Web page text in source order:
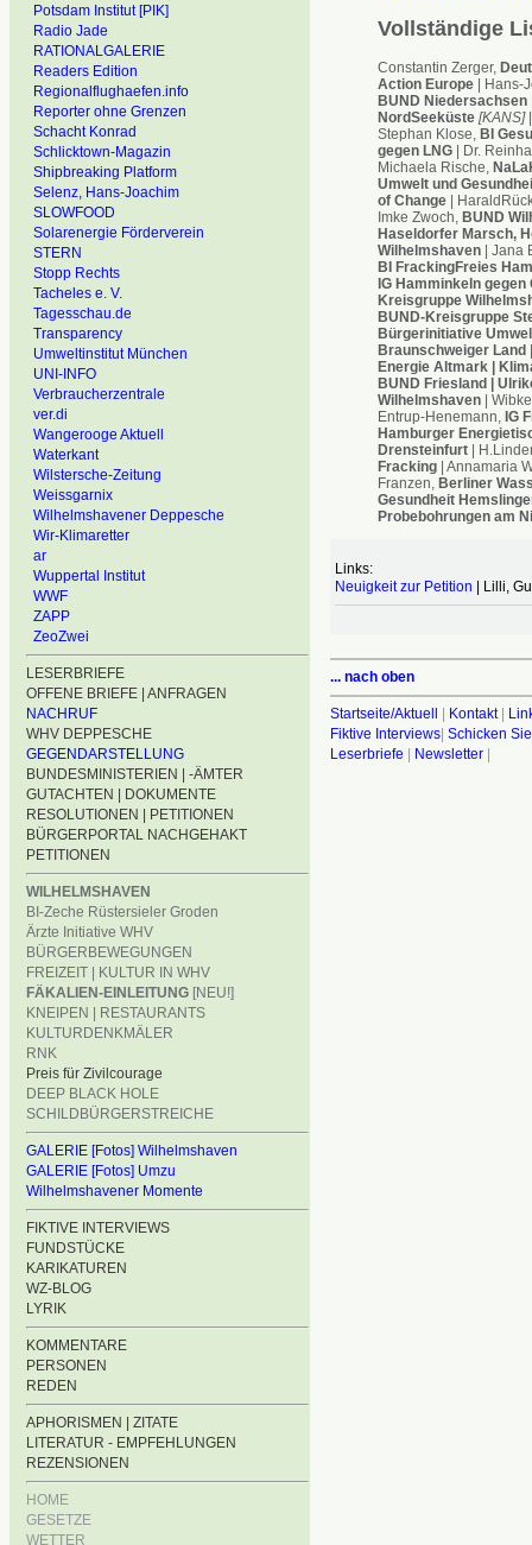
Potsdam Institut [PIK]
Radio Jade
RATIONALGALERIE
Readers Edition
Regionalflughaefen.info
Reporter ohne Grenzen
Schacht Konrad
Schlicktown-Magazin
Shipbreaking Platform
Selenz, Hans-Joachim
SLOWFOOD
Solarenergie Förderverein
STERN
Stopp Rechts
Tacheles e. V.
Tagesschau.de
Transparency
Umweltinstitut München
UNI-INFO
Verbraucherzentrale
ver.di
Wangerooge Aktuell
Waterkant
Wilstersche-Zeitung
Weissgarnix
Wilhelmshavener Deppesche
Wir-Klimaretter
ar
Wuppertal Institut
WWF
ZAPP
ZeoZwei
LESERBRIEFE
OFFENE BRIEFE | ANFRAGEN
NACHRUF
WHV DEPPESCHE
GEGENDARSTELLUNG
BUNDESMINISTERIEN | -ÄMTER
GUTACHTEN | DOKUMENTE
RESOLUTIONEN | PETITIONEN
BÜRGERPORTAL NACHGEHAKT
PETITIONEN
WILHELMSHAVEN
BI-Zeche Rüstersieler Groden
Ärzte Initiative WHV
BÜRGERBEWEGUNGEN
FREIZEIT | KULTUR IN WHV
FÄKALIEN-EINLEITUNG [NEU!]
KNEIPEN | RESTAURANTS
KULTURDENKMÄLER
RNK
Preis für Zivilcourage
DEEP BLACK HOLE
SCHILDBÜRGERSTREICHE
GALERIE [Fotos] Wilhelmshaven
GALERIE [Fotos] Umzu
Wilhelmshavener Momente
FIKTIVE INTERVIEWS
FUNDSTÜCKE
KARIKATUREN
WZ-BLOG
LYRIK
KOMMENTARE
PERSONEN
REDEN
APHORISMEN | ZITATE
LITERATUR - EMPFEHLUNGEN
REZENSIONEN
HOME
GESETZE
WETTER
Vollständige
Constantin Zerger,
Action Europe| Hans-
BUND Niedersachsen
NordSeeküste[KANS]|
Stephan Klose, BI
gegen LNG| Dr.
Michaela Rische,
Umwelt und
of Change|
Imke Zwoch, BUND
Haseldorfer Marsch,
Wilhelmshaven| Jana
BI FrackingFreies
IG Hamminkeln
Kreisgruppe
BUND-Kreisgruppe
Bürgerinitiative
Braunschweiger Land|
Energie Altmark |
BUND Friesland |
Wilhelmshaven|
Entrup-Henemann, IG
Hamburger
Drensteinfurt|
Fracking| Annamaria
Franzen, Berliner
Gesundheit
Probebohrungen am
Links:
Neuigkeit zur Petition | Lilli,
... nach oben
Startseite/Aktuell | Kontakt|
Fiktive Interviews| Schicken
Leserbriefe | Newsletter|